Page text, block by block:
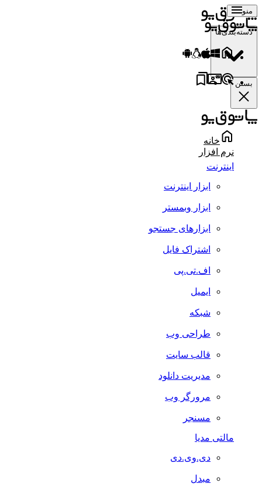
منو
دسته‌بندی‌ها
بستن
خانه
نرم افزار
اینترنت
ابزار اینترنت
ابزار وبمستر
ابزارهای جستجو
اشتراک فایل
اف.تی.پی
ایمیل
شبکه
طراحی وب
قالب سایت
مدیریت دانلود
مرورگر وب
مسنجر
مالتی مدیا
دی.وی.دی
مبدل